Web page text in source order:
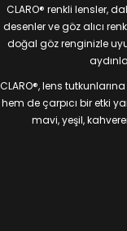
CLARO® renkli lensler,
desenler ve göz alıcı
doğal göz renginizle
CLARO®, lens
hem de çarpıcı bir etki
mavi, yeşil,